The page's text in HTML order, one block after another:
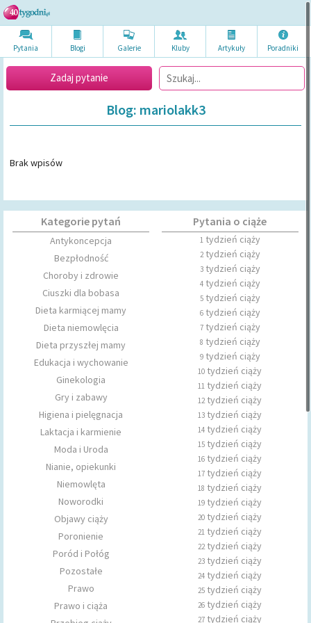
Pytania Blogi Galerie Kluby Artykuły Poradniki
Zadaj pytanie
Blog: mariolakk3
Brak wpisów
Kategorie pytań
Antykoncepcja
Bezpłodność
Choroby i zdrowie
Ciuszki dla bobasa
Dieta karmiącej mamy
Dieta niemowlęcia
Dieta przyszłej mamy
Edukacja i wychowanie
Ginekologia
Gry i zabawy
Higiena i pielęgnacja
Laktacja i karmienie
Moda i Uroda
Nianie, opiekunki
Niemowlęta
Noworodki
Objawy ciąży
Poronienie
Poród i Połóg
Pozostałe
Prawo
Prawo i ciąża
Pytania o ciąże
1tydzień ciąży
2tydzień ciąży
3tydzień ciąży
4tydzień ciąży
5tydzień ciąży
6tydzień ciąży
7tydzień ciąży
8 tydzień ciąży
9tydzień ciąży
10 tydzień ciąży
11 tydzień ciąży
12tydzień ciąży
13 tydzień ciąży
14 tydzień ciąży
15 tydzień ciąży
16 tydzień ciąży
17 tydzień ciąży
18 tydzień ciąży
19 tydzień ciąży
20 tydzień ciąży
21 tydzień ciąży
22tydzień ciąży
23 tydzień ciąży
24 tydzień ciąży
25 tydzień ciąży
26 tydzień ciąży
27 tydzień ciąży